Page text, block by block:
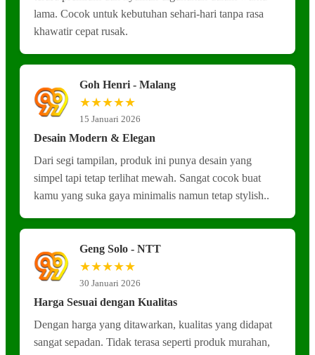
lama. Cocok untuk kebutuhan sehari-hari tanpa rasa
khawatir cepat rusak.
Goh Henri - Malang
★★★★★
15 Januari 2026
Desain Modern & Elegan
Dari segi tampilan, produk ini punya desain yang
simpel tapi tetap terlihat mewah. Sangat cocok buat
kamu yang suka gaya minimalis namun tetap stylish..
Geng Solo - NTT
★★★★★
30 Januari 2026
Harga Sesuai dengan Kualitas
Dengan harga yang ditawarkan, kualitas yang didapat
sangat sepadan. Tidak terasa seperti produk murahan,